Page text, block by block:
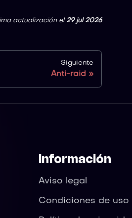
actualizaciónel 29 jul 2026
Siguiente
Anti-raid
Información
Aviso legal
Condiciones de uso